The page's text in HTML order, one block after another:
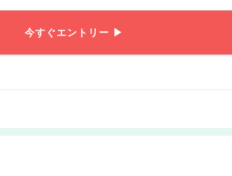
今すぐエントリー ▶